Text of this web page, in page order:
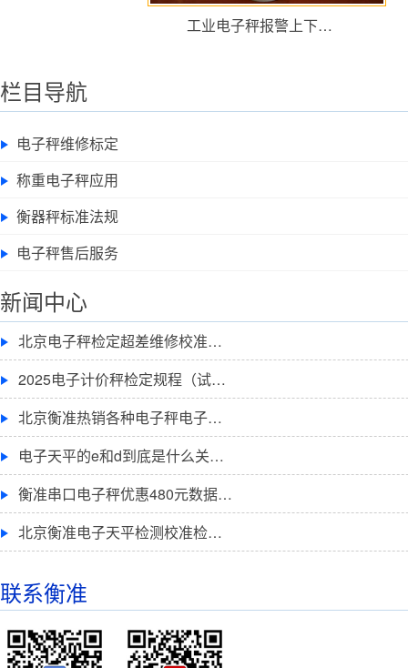
工业电子秤报警上下…
栏目导航
电子秤维修标定
称重电子秤应用
衡器秤标准法规
电子秤售后服务
新闻中心
北京电子秤检定超差维修校准…
2025电子计价秤检定规程（试…
北京衡准热销各种电子秤电子…
电子天平的e和d到底是什么关…
衡准串口电子秤优惠480元数据…
北京衡准电子天平检测校准检…
联系衡准